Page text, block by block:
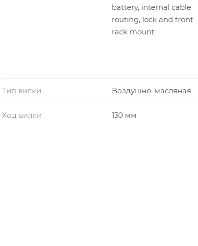
battery, internal cable
routing, lock and front
rack mount
Тип вилки Воздушно-масляная
Ход вилки 130 мм